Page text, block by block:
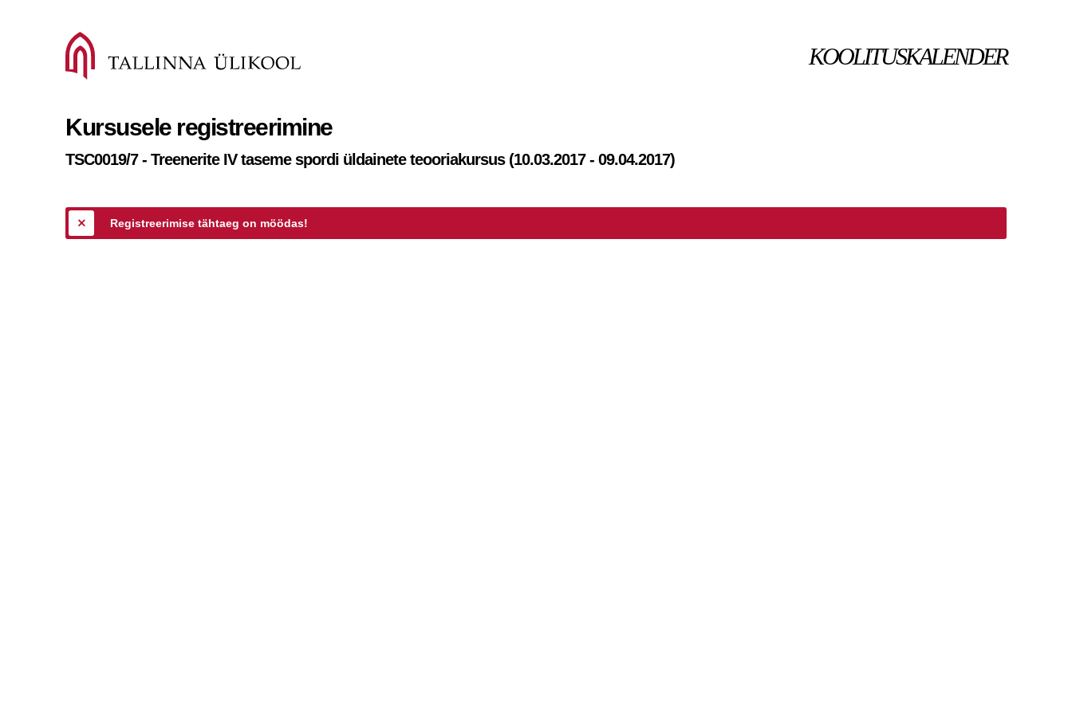
KOOLITUSKALENDER
Kursusele registreerimine
TSC0019/7 - Treenerite IV taseme spordi üldainete teooriakursus (10.03.2017 - 09.04.2017)
Registreerimise tähtaeg on möödas!